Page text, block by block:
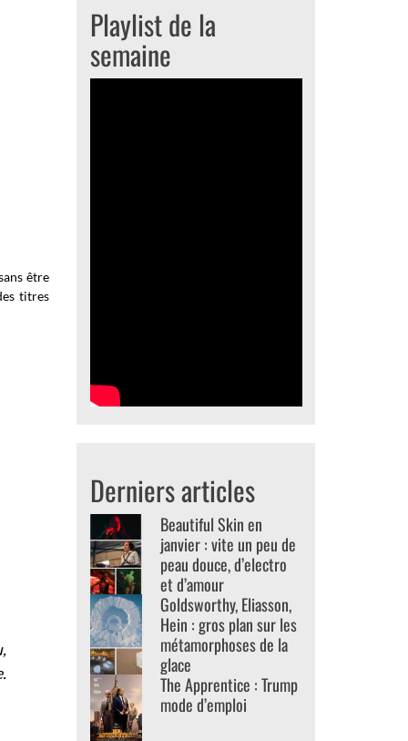
être
titres
Playlist de la
semaine
Derniers articles
Beautiful Skin en
janvier : vite un peu de
peau douce, d’electro
et d’amour
Goldsworthy, Eliasson,
Hein : gros plan sur les
métamorphoses de la
glace
The Apprentice : Trump
mode d’emploi